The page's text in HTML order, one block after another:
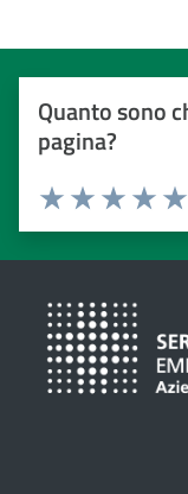
Quanto sono
pagina?
Valuta da 1 a 5 stelle
Valuta
Valuta 3
Valuta 2 stelle
Valuta 1 stelle su 5